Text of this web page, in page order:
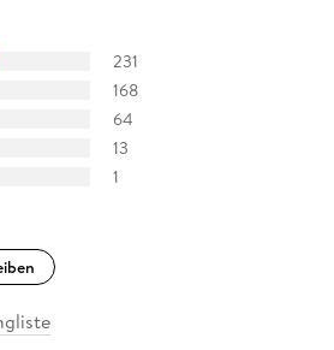
231
168
64
13
1